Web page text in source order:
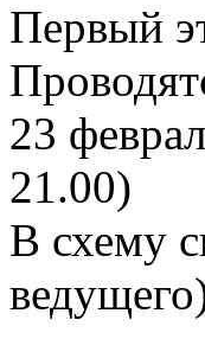
Первый
23
21.00)
В схему